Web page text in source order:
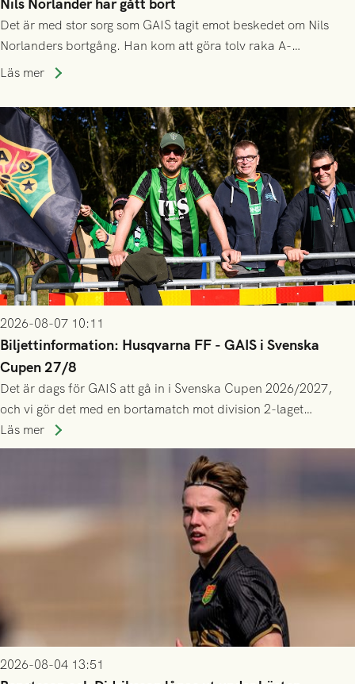
Det är med stor sorg som GAIS tagit emot beskedet om Nils
Norlanders bortgång. Han kom att göra tolv raka A-
lagssäsonger i Grönsvart och är en av få spelare som i GAIS
Läs mer
2026-08-07 10:11
Biljettinformation: Husqvarna FF - GAIS i Svenska
Cupen 27/8
Det är dags för GAIS att gå in i Svenska Cupen 2026/2027,
och vi gör det med en bortamatch mot division 2-laget
Husqvarna FF. Häng med och stötta grönsvart på plats!
Läs mer
2026-08-04 13:51